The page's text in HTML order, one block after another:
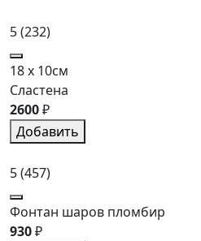
5(232)
18 x 10см
Сластена
2600₽
Добавить
5(457)
Фонтан шаров пломбир
930₽